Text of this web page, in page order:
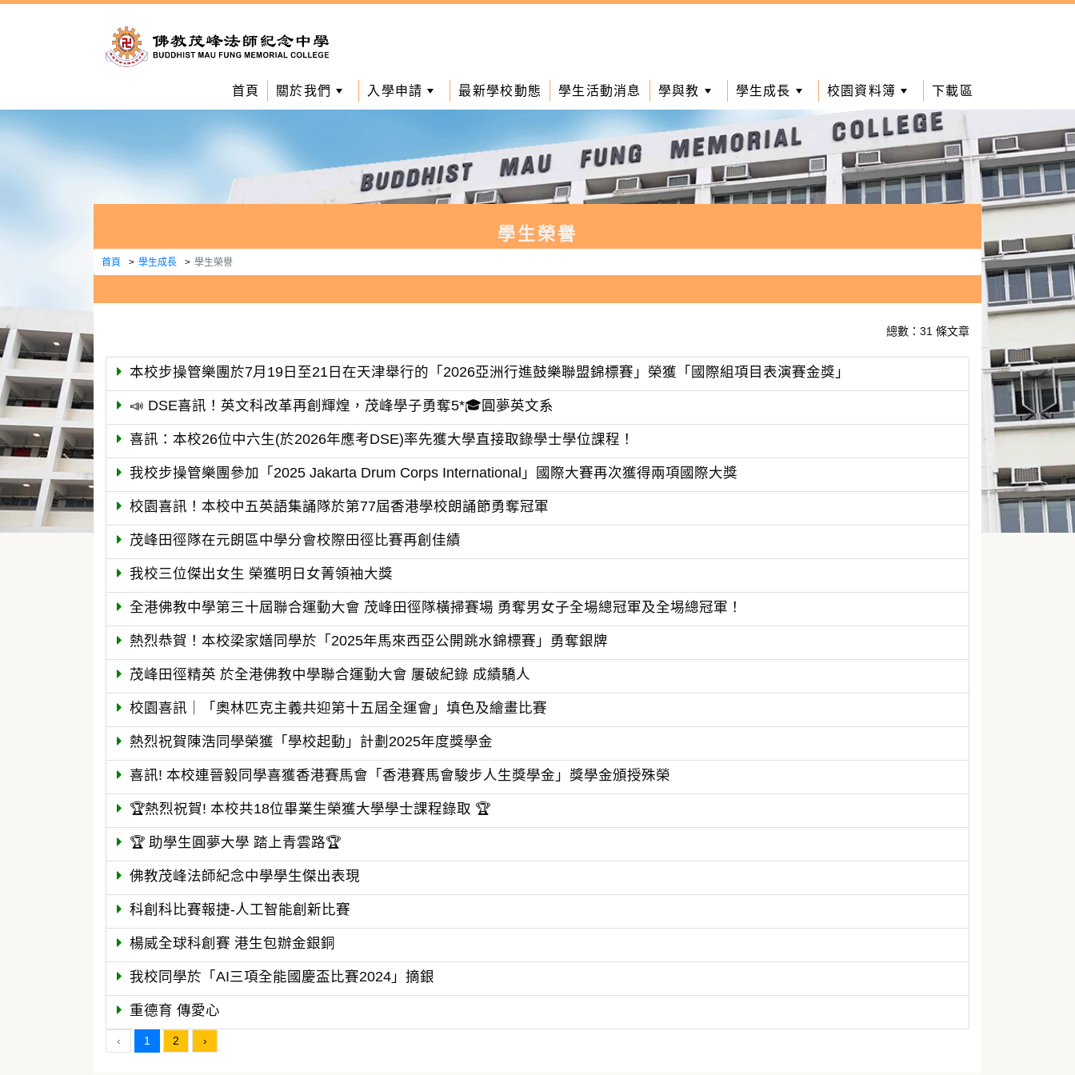
首頁 關於我們 入學申請 最新學校動態 學生活動消息 學與教 學生成長 校園資料簿 下載區
學生榮譽
首頁 學生成長 學生榮譽
總數：31 條文章
本校步操管樂團於7月19日至21日在天津舉行的「2026亞洲行進鼓樂聯盟錦標賽」榮獲「國際組項目表演賽金獎」
📣 DSE喜訊！英文科改革再創輝煌，茂峰學子勇奪5*🎓圓夢英文系
喜訊：本校26位中六生(於2026年應考DSE)率先獲大學直接取錄學士學位課程！
我校步操管樂團參加「2025 Jakarta Drum Corps International」國際大賽再次獲得兩項國際大獎
校園喜訊！本校中五英語集誦隊於第77屆香港學校朗誦節勇奪冠軍
茂峰田徑隊在元朗區中學分會校際田徑比賽再創佳績
我校三位傑出女生 榮獲明日女菁領袖大獎
全港佛教中學第三十屆聯合運動大會 茂峰田徑隊橫掃賽場 勇奪男女子全場總冠軍及全埸總冠軍！
熱烈恭賀！本校梁家嫸同學於「2025年馬來西亞公開跳水錦標賽」勇奪銀牌
茂峰田徑精英 於全港佛教中學聯合運動大會 屢破紀錄 成績驕人
校園喜訊｜「奧林匹克主義共迎第十五屆全運會」填色及繪畫比賽
熱烈祝賀陳浩同學榮獲「學校起動」計劃2025年度獎學金
喜訊! 本校連晉毅同學喜獲香港賽馬會「香港賽馬會駿步人生獎學金」獎學金頒授殊榮
🏆熱烈祝賀! 本校共18位畢業生榮獲大學學士課程錄取 🏆
🏆 助學生圓夢大學 踏上青雲路🏆
佛教茂峰法師紀念中學學生傑出表現
科創科比賽報捷-人工智能創新比賽
楊威全球科創賽 港生包辦金銀銅
我校同學於「AI三項全能國慶盃比賽2024」摘銀
重德育 傳愛心
‹ 1 2 ›